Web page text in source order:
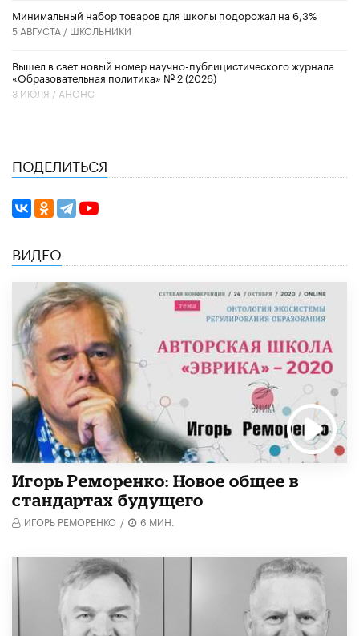
Минимальный набор товаров для школы подорожал на 6,3%
5 АВГУСТА / ШКОЛЬНИКИ
Вышел в свет новый номер научно-публицистического журнала
«Образовательная политика» № 2 (2026)
3 ИЮЛЯ / АНОНС
ПОДЕЛИТЬСЯ
ВИДЕО
Игорь Реморенко: Новое общее в
стандартах будущего
ИГОРЬ РЕМОРЕНКО / 6 МИН.